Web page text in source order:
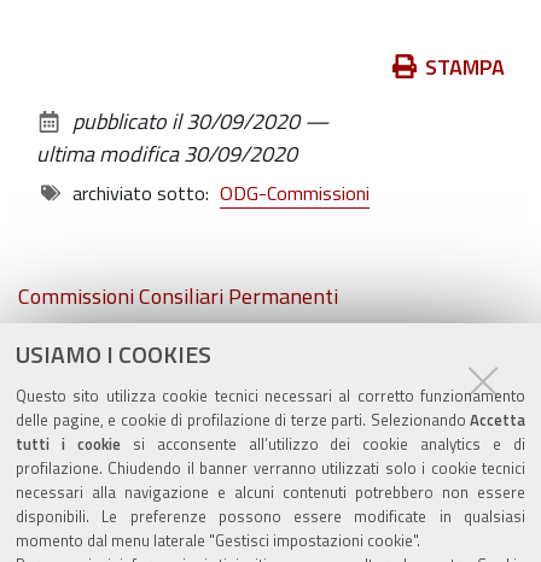
USIAMO I COOKIES
Questo sito utilizza cookie tecnici necessari al corretto funzionamento
delle pagine, e cookie di profilazione di terze parti. Selezionando Accetta
tutti i cookiesi acconsente all’utilizzo dei cookie analytics e di
profilazione. Chiudendo il banner verranno utilizzati solo i cookie tecnici
necessari alla navigazione e alcuni contenuti potrebbero non essere
disponibili. Le preferenze possono essere modificate in qualsiasi
momento dal menu laterale "Gestisci impostazioni cookie".
documento
STAMPA
pubblicato il30/09/2020—
ultima modifica30/09/2020
archiviato sotto: ODG-Commissioni
Navigazione
Commissioni Consiliari Permanenti
Commissione Elettorale comunale
Lavori delle Commissioni
Valuta questo sito